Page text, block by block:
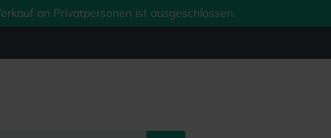
an Privatpersonen ist ausgeschlossen.